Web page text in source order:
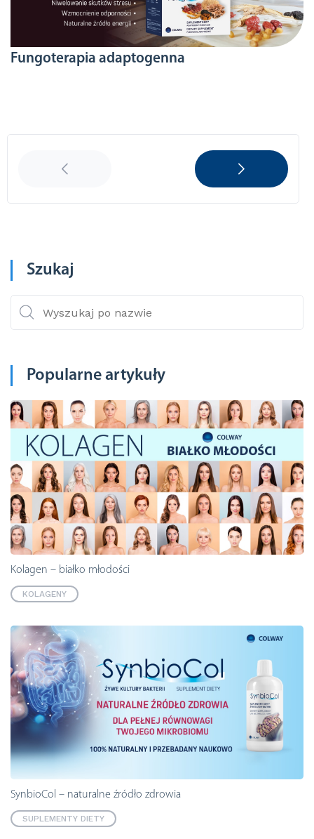
Fungoterapia adaptogenna
Szukaj
Popularne artykuły
Kolagen – białko młodości
KOLAGENY
SynbioCol – naturalne źródło zdrowia
SUPLEMENTY DIETY